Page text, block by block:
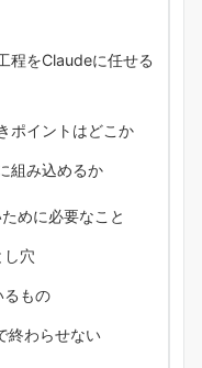
をClaudeに任せる
ポイントはどこか
組み込めるか
めに必要なこと
し穴
るもの
終わらせない